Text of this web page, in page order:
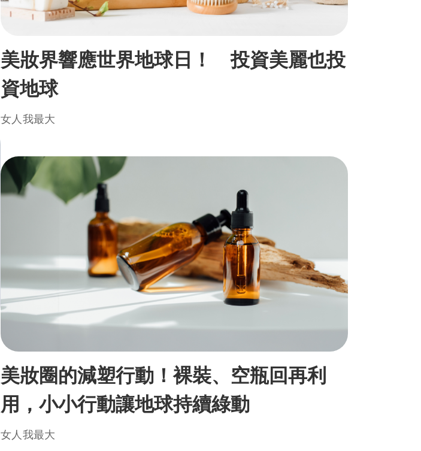
美妝界響應世界地球日！ 投資美麗也投
資地球
女人我最大
美妝圈的減塑行動！裸裝、空瓶回再利
用，小小行動讓地球持續綠動
女人我最大